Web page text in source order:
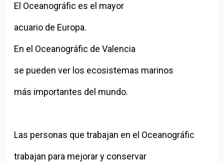
El Oceanográfic es el mayor
acuario de Europa.
En el Oceanográfic de Valencia
se pueden ver los ecosistemas marinos
más importantes del mundo.
Las personas que trabajan en el Oceanográfic
trabajan para mejorar y conservar